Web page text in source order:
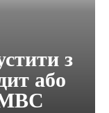
з
або
МВС